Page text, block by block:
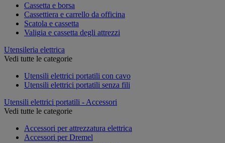
Cassetta e borsa
Cassettiera e carrello da officina
Scatola e cassetta
Valigia e cassetta degli attrezzi
Utensileria elettrica
Vedi tutte le categorie
Utensili elettrici portatili con cavo
Utensili elettrici portatili senza fili
Utensili elettrici portatili - Accessori
Vedi tutte le categorie
Accessori per attrezzatura elettrica
Accessori per Dremel